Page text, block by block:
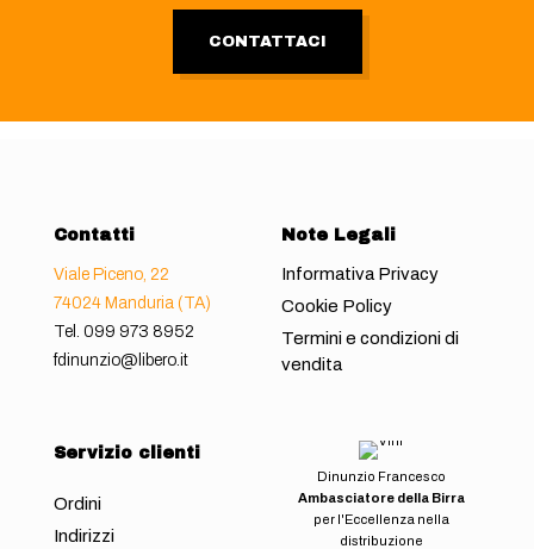
CONTATTACI
Contatti
Viale Piceno, 22
74024 Manduria (TA)
Tel. 099 973 8952
fdinunzio@libero.it
Note Legali
Informativa Privacy
Cookie Policy
Termini e condizioni di
vendita
Servizio clienti
Ordini
Indirizzi
Dinunzio Francesco
Ambasciatore della Birra
per l'Eccellenza nella
distribuzione